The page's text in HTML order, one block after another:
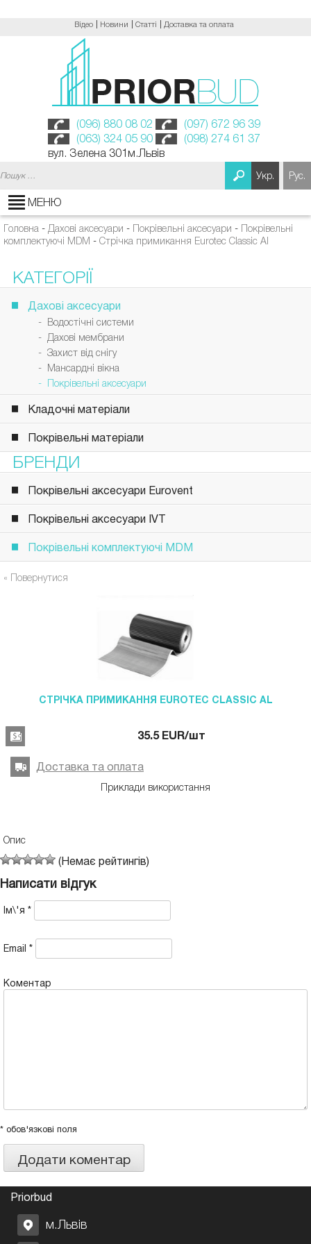
Відео Новини Статті Доставка та оплата
(096) 880 08 02
(097) 672 96 39
(063) 324 05 90
(098) 274 61 37
вул. Зелена 301м.Львів
Укр. Рус.
МЕНЮ
Головна - Дахові аксесуари - Покрівельні аксесуари - Покрівельні
комплектуючі MDM - Стрічка примикання Eurotec Classic Al
КАТЕГОРІЇ
Дахові аксесуари
- Водостічні системи
- Дахові мембрани
- Захист від снігу
- Мансардні вікна
- Покрівельні аксесуари
Кладочні матеріали
Покрівельні матеріали
БРЕНДИ
Покрівельні аксесуари Eurovent
Покрівельні аксесуари IVT
Покрівельні комплектуючі MDM
« Повернутися
СТРІЧКА ПРИМИКАННЯ EUROTEC CLASSIC AL
35.5 EUR/шт
Доставка та оплата
Приклади використання
Опис
(Немає рейтингів)
Написати відгук
Ім\'я *
Email *
Коментар
* обов'язкові поля
Priorbud
м.Львів